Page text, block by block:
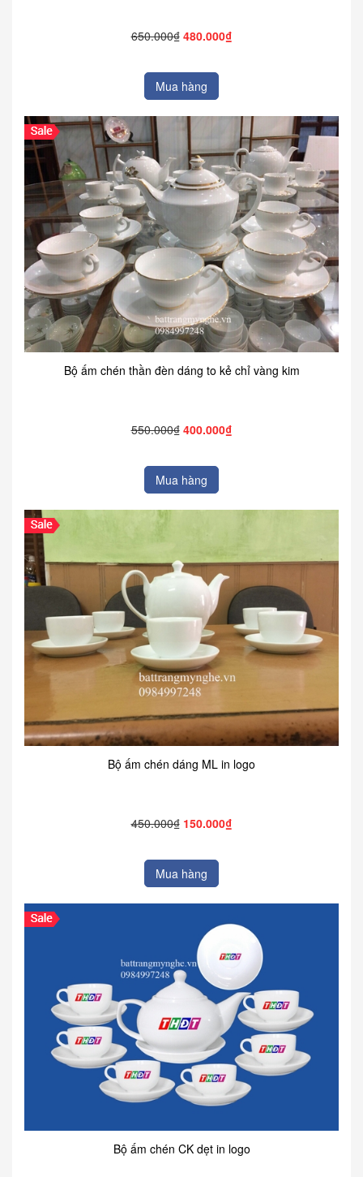
650.000₫ 480.000₫
Mua hàng
Bộ ấm chén thần đèn dáng to kẻ chỉ vàng kim
550.000₫ 400.000₫
Mua hàng
Bộ ấm chén dáng ML in logo
450.000₫ 150.000₫
Mua hàng
Bộ ấm chén CK dẹt in logo